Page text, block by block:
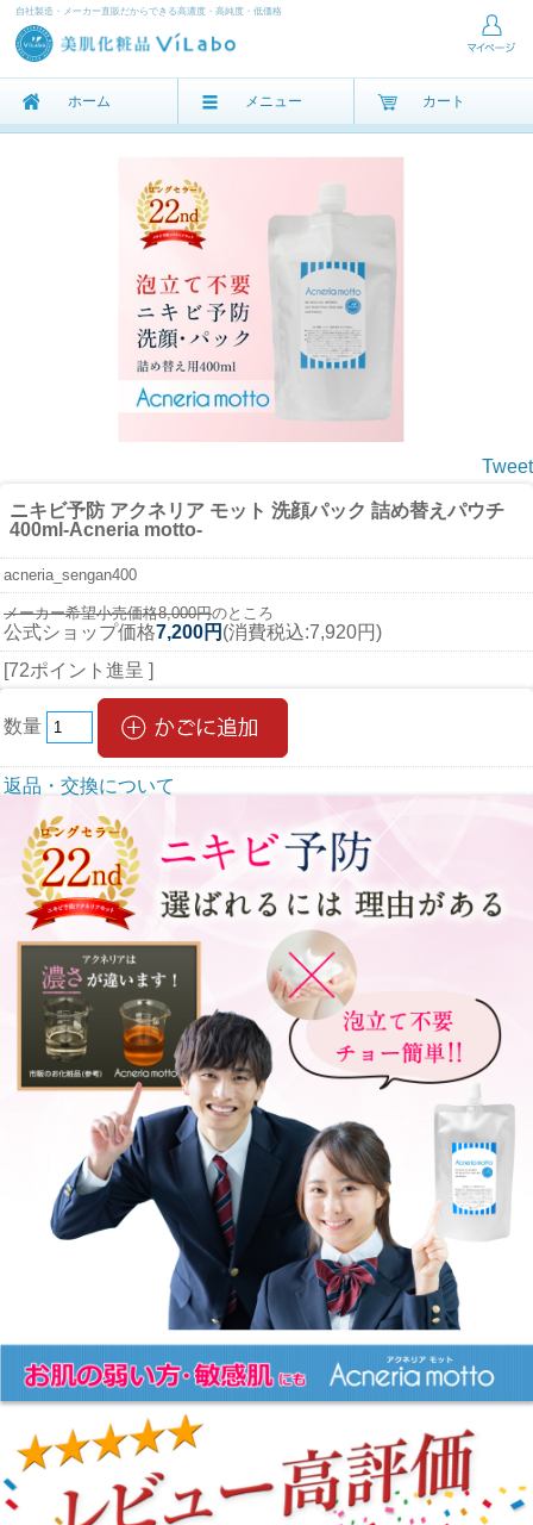
自社製造・メーカー直販だからできる高濃度・高純度・低価格
ホーム メニュー カート
Tweet
ニキビ予防 アクネリア モット 洗顔パック 詰め替えパウチ
400ml-Acneria motto-
acneria_sengan400
メーカー希望小売価格8,000円のところ
公式ショップ価格7,200円 (消費税込:7,920円)
[72ポイント進呈 ]
数量
返品・交換について